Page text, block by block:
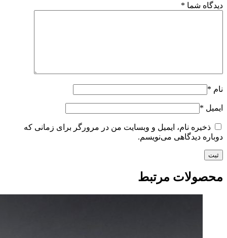
دیدگاه شما *
نام *
ایمیل *
ذخیره نام، ایمیل و وبسایت من در مرورگر برای زمانی که
دوباره دیدگاهی می‌نویسم.
محصولات مرتبط